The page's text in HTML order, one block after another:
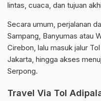
lintas, cuaca, dan tujuan
Secara umum, perjalanan
Sampang, Banyumas atau
Cirebon, lalu masuk jalur
Jakarta, hingga akses
Serpong.
Travel Via Tol